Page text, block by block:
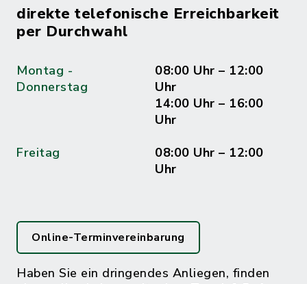
direkte telefonische Erreichbarkeit
per Durchwahl
Montag -
Donnerstag
08:00 Uhr – 12:00
Uhr
14:00 Uhr – 16:00
Uhr
Freitag
08:00 Uhr – 12:00
Uhr
Online-Terminvereinbarung
Haben Sie ein dringendes Anliegen, finden